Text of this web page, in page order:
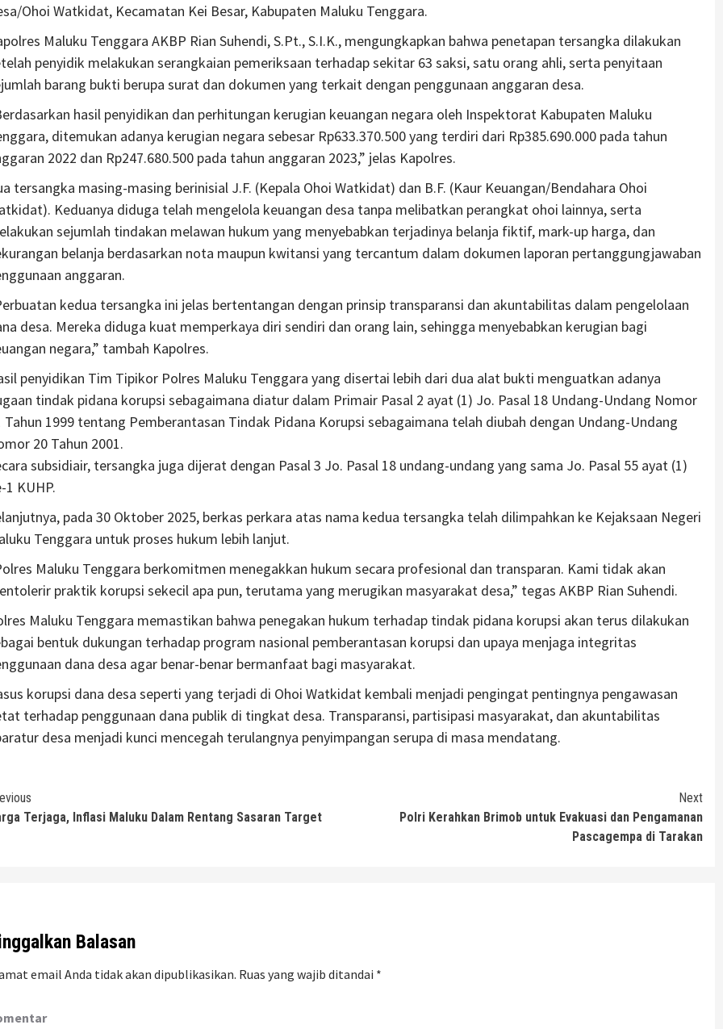
Ohoi Watkidat, Kecamatan Kei Besar, Kabupaten Maluku Tenggara.
Maluku Tenggara AKBP Rian Suhendi, S.Pt., S.I.K., mengungkapkan bahwa penetapan tersangka dilakukan
penyidik melakukan serangkaian pemeriksaan terhadap sekitar 63 saksi, satu orang ahli, serta penyitaan
barang bukti berupa surat dan dokumen yang terkait dengan penggunaan anggaran desa.
hasil penyidikan dan perhitungan kerugian keuangan negara oleh Inspektorat Kabupaten Maluku
ditemukan adanya kerugian negara sebesar Rp633.370.500 yang terdiri dari Rp385.690.000 pada tahun
2022 dan Rp247.680.500 pada tahun anggaran 2023,” jelas Kapolres.
tersangka masing-masing berinisial J.F. (Kepala Ohoi Watkidat) dan B.F. (Kaur Keuangan/Bendahara Ohoi
Keduanya diduga telah mengelola keuangan desa tanpa melibatkan perangkat ohoi lainnya, serta
sejumlah tindakan melawan hukum yang menyebabkan terjadinya belanja fiktif, mark-up harga, dan
belanja berdasarkan nota maupun kwitansi yang tercantum dalam dokumen laporan pertanggungjawaban
anggaran.
kedua tersangka ini jelas bertentangan dengan prinsip transparansi dan akuntabilitas dalam pengelolaan
desa. Mereka diduga kuat memperkaya diri sendiri dan orang lain, sehingga menyebabkan kerugian bagi
negara,” tambah Kapolres.
penyidikan Tim Tipikor Polres Maluku Tenggara yang disertai lebih dari dua alat bukti menguatkan adanya
tindak pidana korupsi sebagaimana diatur dalam Primair Pasal 2 ayat (1) Jo. Pasal 18 Undang-Undang Nomor
Tahun 1999 tentang Pemberantasan Tindak Pidana Korupsi sebagaimana telah diubah dengan Undang-Undang
20 Tahun 2001.
subsidiair, tersangka juga dijerat dengan Pasal 3 Jo. Pasal 18 undang-undang yang sama Jo. Pasal 55 ayat (1)
1 KUHP.
pada 30 Oktober 2025, berkas perkara atas nama kedua tersangka telah dilimpahkan ke Kejaksaan Negeri
Tenggara untuk proses hukum lebih lanjut.
Maluku Tenggara berkomitmen menegakkan hukum secara profesional dan transparan. Kami tidak akan
praktik korupsi sekecil apa pun, terutama yang merugikan masyarakat desa,” tegas AKBP Rian Suhendi.
Maluku Tenggara memastikan bahwa penegakan hukum terhadap tindak pidana korupsi akan terus dilakukan
bentuk dukungan terhadap program nasional pemberantasan korupsi dan upaya menjaga integritas
dana desa agar benar-benar bermanfaat bagi masyarakat.
korupsi dana desa seperti yang terjadi di Ohoi Watkidat kembali menjadi pengingat pentingnya pengawasan
terhadap penggunaan dana publik di tingkat desa. Transparansi, partisipasi masyarakat, dan akuntabilitas
desa menjadi kunci mencegah terulangnya penyimpangan serupa di masa mendatang.
Terjaga, Inflasi Maluku Dalam Rentang Sasaran Target
Next
Polri Kerahkan Brimob untuk Evakuasi dan Pengamanan
Pascagempa di Tarakan
Balasan
email Anda tidak akan dipublikasikan. Ruas yang wajib ditandai *